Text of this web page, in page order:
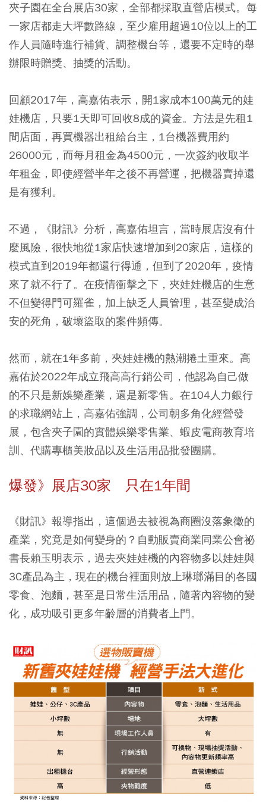
夾子園在全台展店30家，全部都採取直營店模式。每
一家店都走大坪數路線，至少雇用超過10位以上的工
作人員隨時進行補貨、調整機台等，還要不定時的舉
辦限時贈獎、抽獎的活動。
回顧2017年，高嘉佑表示，開1家成本100萬元的娃
娃機店，只要1天即可回收8成的資金。方法是先租1
間店面，再買機器出租給台主，1台機器費用約
26000元，而每月租金為4500元，一次簽約收取半
年租金，即使經營半年之後不再營運，把機器賣掉還
是有獲利。
不過，《財訊》分析，高嘉佑坦言，當時展店沒有什
麼風險，很快地從1家店快速增加到20家店，這樣的
模式直到2019年都還行得通，但到了2020年，疫情
來了就不行了。在疫情衝擊之下，夾娃娃機店的生意
不但變得門可羅雀，加上缺乏人員管理，甚至變成治
安的死角，破壞盜取的案件頻傳。
然而，就在1年多前，夾娃娃機的熱潮捲土重來。高
嘉佑於2022年成立飛高高行銷公司，他認為自己做
的不只是新娛樂產業，還是新零售。在104人力銀行
的求職網站上，高嘉佑強調，公司朝多角化經營發
展，包含夾子園的實體娛樂零售業、蝦皮電商教育培
訓、代購專櫃美妝品以及生活用品批發團購。
爆發》展店30家 只在1年間
《財訊》報導指出，這個過去被視為商圈沒落象徵的
產業，究竟是如何變身的？自動販賣商業同業公會祕
書長賴玉明表示，過去夾娃娃機的內容物多以娃娃與
3C產品為主，現在的機台裡面則放上琳瑯滿目的各國
零食、泡麵，甚至是日常生活用品，隨著內容物的變
化，成功吸引更多年齡層的消費者上門。